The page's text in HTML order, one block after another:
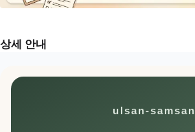
상세 안내
ulsan-samsan